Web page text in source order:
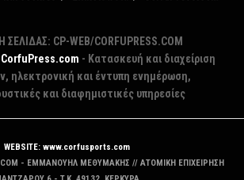
ΣΕΛΙΔΑΣ: CP-WEB/CORFUPRESS.COM
CorfuPress.com - Κατασκευή και διαχείριση
ηλεκτρονική και έντυπη ενημέρωση,
και διαφημιστικές υπηρεσίες
WEBSITE: www.corfusports.com
- ΕΜΜΑΝΟΥΗΛ ΜΕΘΥΜΑΚΗΣ // ΑΤΟΜΙΚΗ ΕΠΙΧΕΙΡΗΣΗ